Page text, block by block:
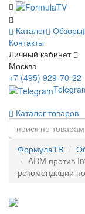
Каталог Обзоры
Контакты
Личный кабинет
Москва
+7 (495) 929-70-22
Каталог товаров
ФормулаТВ
ARM против
рекомендации